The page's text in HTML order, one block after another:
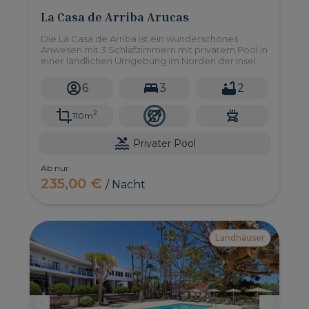
La Casa de Arriba Arucas
Die La Casa de Arriba ist ein wunderschönes
Anwesen mit 3 Schlafzimmern mit privatem Pool in
einer ländlichen Umgebung im Norden der Insel
die Sie benötigen.
6 3 2
110m2
Privater Pool
Ab nur
235,00 €/ Nacht
Landhäuser